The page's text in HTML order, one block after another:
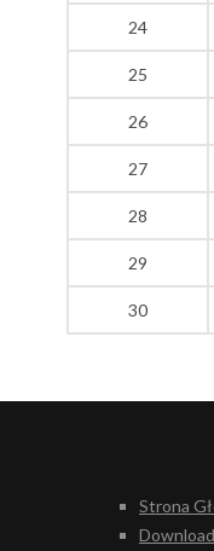
24
25
26
27
28
29
30
Strona
Download